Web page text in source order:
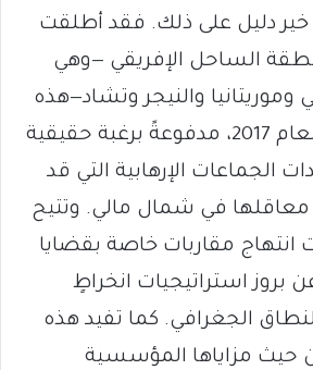
خير دليل على ذلك. فقد أطلقت
الساحل الإفريقي —وهي
وموريتانيا والنيجر وتشاد—هذه
القوة رسمياً في العام 2017، مدفوعةً برغبة حقيقية
الجماعات الإرهابية التي قد
معاقلها في شمال مالي. وتتيح
انتهاج مقاربات خاصة بقضايا
بروز استراتيجيات انخراطٍ
الجغرافي. كما تفيد هذه
حيث مزاياها المؤسسية